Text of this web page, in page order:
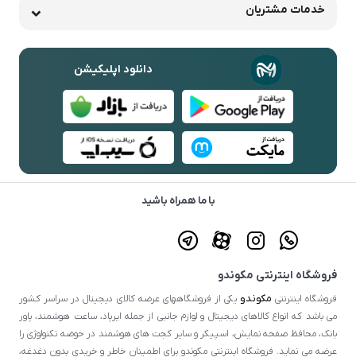
خدمات مشتریان
دانلود اپلیکیشن
با ما همراه باشید
فروشگاه اینترنتی مکوندو
فروشگاه اینترنتی مکوندو یکی از فروشگاههای عرضه کالای دیجیتال در سراسر کشور
می باشد که انواع کالاهای دیجیتال و لوازم جانبی از جمله ایرپاد، ساعت هوشمند، پاور
بانک، محافظ صفحه نمایش، اسپیکر و سایر کجت های هوشمند در حوضه تکنولوژی را
عرضه می نماید. فروشگاه اینترنتی مکوندو برای اطمینان خاطر و خریدی بدون دغدغه،